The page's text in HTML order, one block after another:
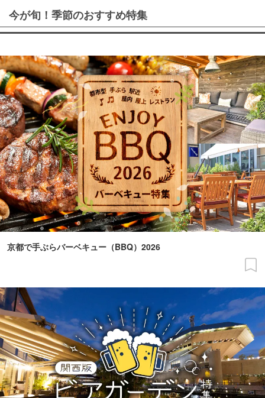
今が旬！季節のおすすめ特集
京都で手ぶらバーベキュー（BBQ）2026